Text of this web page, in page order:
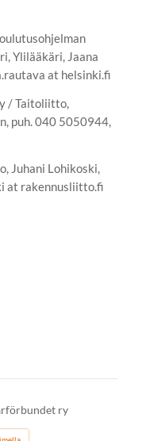
Ylilääkäri, Jaana
at helsinki.fi
/ Taitoliitto,
puh. 040 5050944,
Juhani Lohikoski,
at rakennusliitto.fi
ry